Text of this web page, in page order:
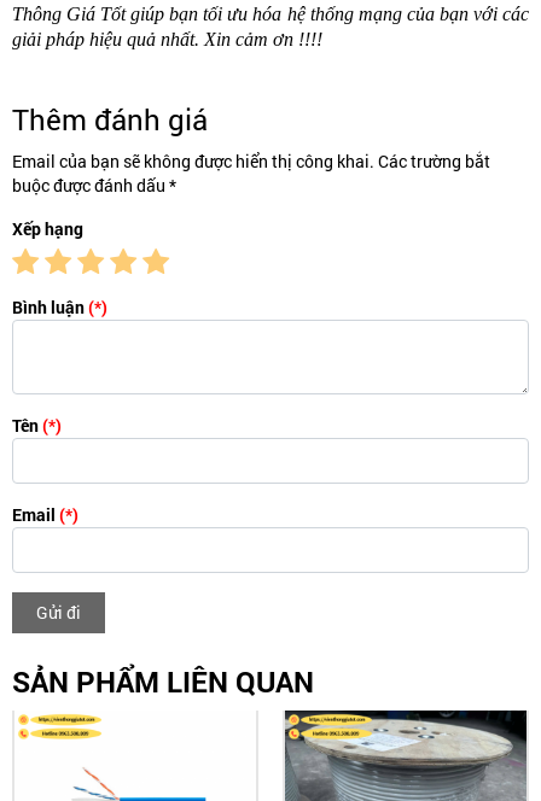
Thông Giá Tốt giúp bạn tối ưu hóa hệ thống mạng của bạn với các
giải pháp hiệu quả nhất. Xin cảm ơn !!!!
Thêm đánh giá
Email của bạn sẽ không được hiển thị công khai. Các trường bắt
buộc được đánh dấu *
Xếp hạng
Bình luận(*)
Tên(*)
Email (*)
Gửi đi
SẢN PHẨM LIÊN QUAN